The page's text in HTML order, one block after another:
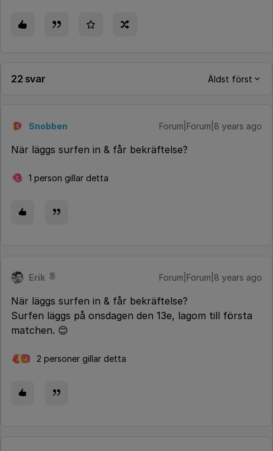
22 svar Äldst först
S Snobben Forum|Forum|8 years ago
När läggs surfen in & får bekräftelse?
C 1 person gillar detta
Erik Forum|Forum|8 years ago
När läggs surfen in & får bekräftelse?
Surfen läggs på onsdagen den 13e, lagom till första
matchen. 😊
J J 2 personer gillar detta